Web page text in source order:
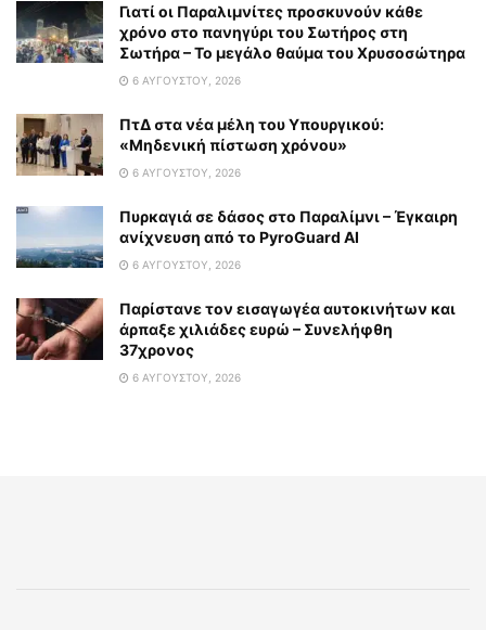
Γιατί οι Παραλιμνίτες προσκυνούν κάθε
χρόνο στο πανηγύρι του Σωτήρος στη
Σωτήρα – Το μεγάλο θαύμα του Χρυσοσώτηρα
6 ΑΥΓΟΎΣΤΟΥ, 2026
ΠτΔ στα νέα μέλη του Υπουργικού:
«Μηδενική πίστωση χρόνου»
6 ΑΥΓΟΎΣΤΟΥ, 2026
Πυρκαγιά σε δάσος στο Παραλίμνι – Έγκαιρη
ανίχνευση από το PyroGuard AI
6 ΑΥΓΟΎΣΤΟΥ, 2026
Παρίστανε τον εισαγωγέα αυτοκινήτων και
άρπαξε χιλιάδες ευρώ – Συνελήφθη
37χρονος
6 ΑΥΓΟΎΣΤΟΥ, 2026